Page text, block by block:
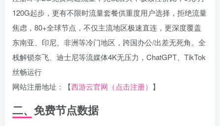
120G起步，更有不限时流量套餐供重度用户选择，拒绝流量
焦虑，80+全球节点，不仅主流地区极速直连，更深度覆盖
东南亚、印尼、非洲等冷门地区，跨国办公/出差无死角。全
栈解锁奈飞、迪士尼等流媒体4K无压力，ChatGPT、TikTok
丝畅运行
网站注册地址：【西游云官网（点击注册） 】
二、免费节点数据